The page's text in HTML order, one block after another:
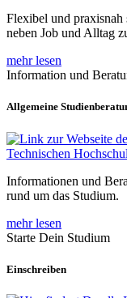
Flexibel und praxisnah
neben Job und Alltag
mehr lesen
Information und
Allgemeine
Informationen und
rund um das Studium.
mehr lesen
Starte Dein Studium
Einschreiben